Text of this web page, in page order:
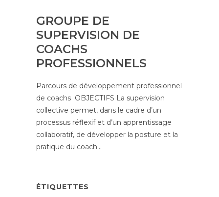
GROUPE DE
SUPERVISION DE
COACHS
PROFESSIONNELS
Parcours de développement professionnel
de coachs OBJECTIFS La supervision
collective permet, dans le cadre d’un
processus réflexif et d’un apprentissage
collaboratif, de développer la posture et la
pratique du coach…
ÉTIQUETTES